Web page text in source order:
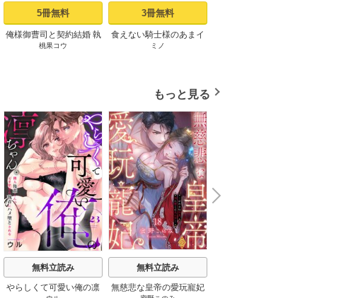
5冊無料
俺様御曹司と契約結婚 執
着愛強めな旦那様に困っ
桃果コウ
3冊無料
食えない騎士様のあまイ
キ性活指南 君の悦いとこ
ミノ
もっと見る
無料立読み
やらしくて可愛い俺の凛
無料立読み
無慈悲な皇帝の愛玩寵妃
N
e
x
t